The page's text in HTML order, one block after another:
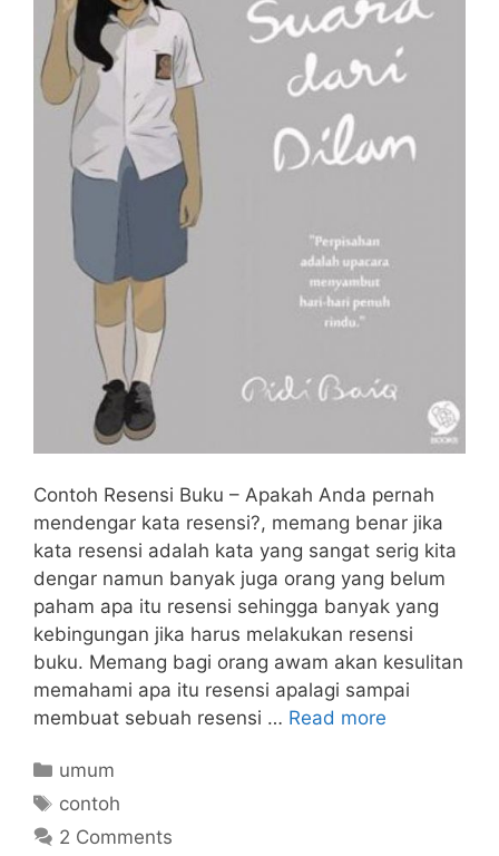
Contoh Resensi Buku – Apakah Anda pernah
mendengar kata resensi?, memang benar jika
kata resensi adalah kata yang sangat serig kita
dengar namun banyak juga orang yang belum
paham apa itu resensi sehingga banyak yang
kebingungan jika harus melakukan resensi
buku. Memang bagi orang awam akan kesulitan
memahami apa itu resensi apalagi sampai
membuat sebuah resensi … Read more
Categories
umum
Tags
contoh
2 Comments